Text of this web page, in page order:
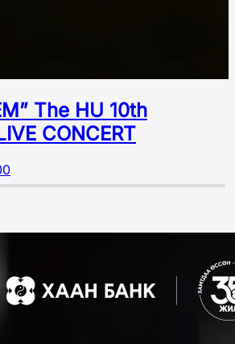
The HU 10th
CONCERT